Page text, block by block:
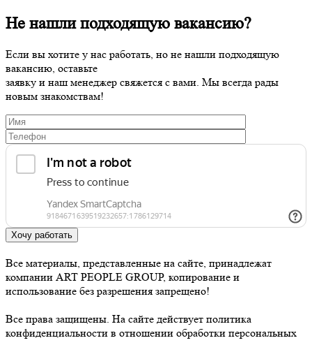
Не нашли подходящую вакансию?
Если вы хотите у нас работать, но не нашли подходящую
вакансию, оставьте
заявку и наш менеджер свяжется с вами. Мы всегда рады
новым знакомствам!
Хочу работать
Все материалы, представленные на сайте, принадлежат
компании ART PEOPLE GROUP, копирование и
использование без разрешения запрещено!
Все права защищены. На сайте действует политика
конфиденциальности в отношении обработки персональных